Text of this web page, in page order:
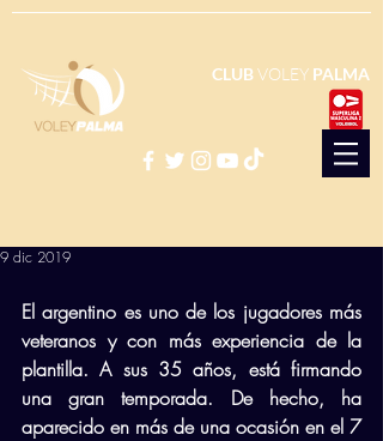
CLUBVOLEY PALMA
9 dic 2019
El argentino es uno de los jugadores más
veteranos y con más experiencia de la
plantilla. A sus 35 años, está firmando
una gran temporada. De hecho, ha
aparecido en más de una ocasión en el 7